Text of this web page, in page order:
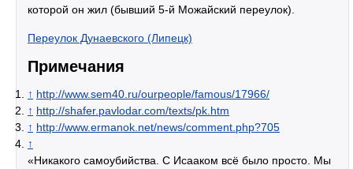
которой он жил (бывший 5-й Можайский переулок).
Переулок Дунаевского (Липецк)
Примечания
↑ http://www.sem40.ru/ourpeople/famous/17966/
↑ http://shafer.pavlodar.com/texts/pk.htm
↑ http://www.ermanok.net/news/comment.php?705
↑
«Никакого самоубийства. С Исааком всё было просто. Мы